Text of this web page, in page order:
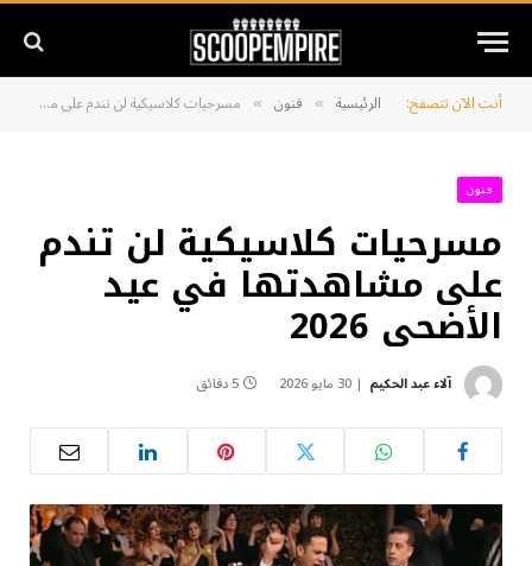
أنت الآن تتصفح: الرئيسية » فنون » مسرحيات كلاسيكية لن تندم على مشاهدتها في عيد الأضحى 2026
فنون
مسرحيات كلاسيكية لن تندم
على مشاهدتها في عيد
الأضحى 2026
آلاء عبد الحكيم 30 مايو 2026 5 دقائق